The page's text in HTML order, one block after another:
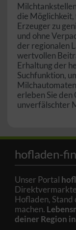
die
Erzeuger zu
und ohne
der regionalen
wertvollen
Erhaltung der
Suchfunktion,
erleben Sie den
unverfälschter
hofladen-
Unser Portal
Hofladen,
machen.
deiner Region